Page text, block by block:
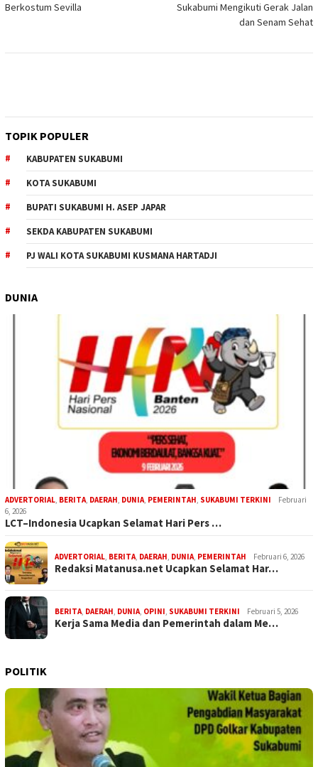
Berkostum Sevilla
Sukabumi Mengikuti Gerak Jalan
dan Senam Sehat
TOPIK POPULER
KABUPATEN SUKABUMI
KOTA SUKABUMI
BUPATI SUKABUMI H. ASEP JAPAR
SEKDA KABUPATEN SUKABUMI
PJ WALI KOTA SUKABUMI KUSMANA HARTADJI
DUNIA
ADVERTORIAL, BERITA, DAERAH, DUNIA, PEMERINTAH, SUKABUMI TERKINI
Februari
6, 2026
LCT–Indonesia Ucapkan Selamat Hari Pers …
ADVERTORIAL, BERITA, DAERAH, DUNIA, PEMERINTAH Februari 6, 2026
Redaksi Matanusa.net Ucapkan Selamat Har…
BERITA, DAERAH, DUNIA, OPINI, SUKABUMI TERKINI Februari 5, 2026
Kerja Sama Media dan Pemerintah dalam Me…
POLITIK